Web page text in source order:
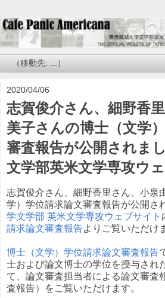
2020/04/06
志賀俊介さん、細野香
美子さんの博士（文学
審査報告が公開されま
文学部英米文学専攻ウ
志賀俊介さん、細野香里さん、小泉
学）学位請求論文審査報告が公開さ
学文学部 英米文学専攻ウェブサイト
請求論文審査報告よりご覧いただけ
博士（文学）学位請求論文審査報告
士および論文博士の学位を授与され
て、論文審査担当者による論文審査
査報告）をご覧いただけます。